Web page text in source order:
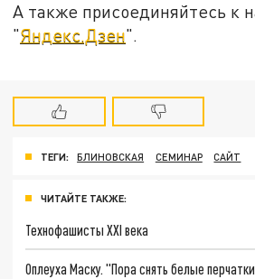
А также присоединяйтесь к
"Яндекс.Дзен".
ТЕГИ: БЛИНОВСКАЯ СЕМИНАР САЙТ
ЧИТАЙТЕ ТАКЖЕ:
Технофашисты XXI века
Оплеуха Маску. "Пора снять белые